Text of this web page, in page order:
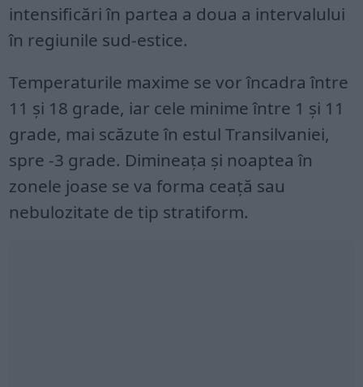
intensificări în partea a doua a intervalului
în regiunile sud-estice.
Temperaturile maxime se vor încadra între
11 și 18 grade, iar cele minime între 1 și 11
grade, mai scăzute în estul Transilvaniei,
spre -3 grade. Dimineața și noaptea în
zonele joase se va forma ceață sau
nebulozitate de tip stratiform.